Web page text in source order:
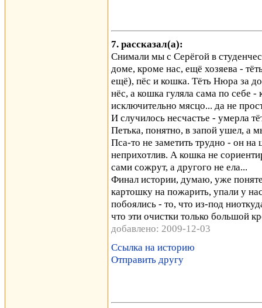
7. рассказал(а):
Снимали мы с Серёгой в
доме, кроме нас, ещё хозяева -
ещё), пёс и кошка. Тёть Нюра за
нёс, а кошка гуляла сама по себе -
исключительно мясцо... да не
И случилось несчастье - умерла
Петька, понятно, в запой ушел, а
Пса-то не заметить трудно - он
неприхотлив. А кошка не
сами сожрут, а другого не ела...
Финал истории, думаю, уже
картошку на пожарить, упали у
побоялись - то, что из-под
что эти очистки только большой
добавлено: 2009-12-03
Ссылка на историю
Отправить другу